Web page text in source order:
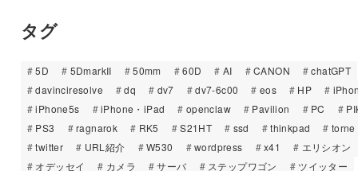
タグ
5D 5DmarkII 50mm 60D AI CANON
chatGPT
davinciresolve
dq dv7 dv7-6c00 eos HP
iPhone5s
iPhone・iPad openclaw Pavilion PC
PS3
ragnarok RK5 S21HT ssd thinkpad
torne
twitter
URL紹介 W530 wordpress x41
エリシオン
オデッセイ
カメラ サーバ ステップワゴン
ツイッター